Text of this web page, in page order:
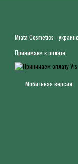
Miata Cosmetics -
Принимаем к оплате
Мобильная версия